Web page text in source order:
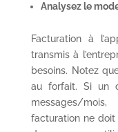
Analysez le
Facturation à
transmis à
besoins. Notez
au forfait. Si un
messages/
facturation ne